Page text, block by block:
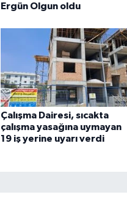
Ergün Olgun oldu
Çalışma Dairesi, sıcakta
çalışma yasağına uymayan
19 iş yerine uyarı verdi